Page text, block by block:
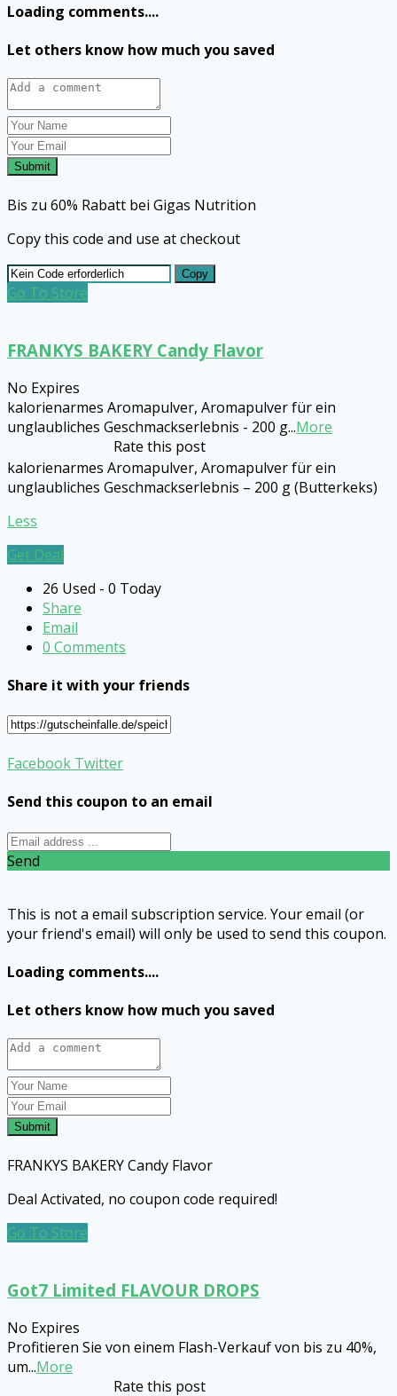
Loading comments....
Let others know how much you saved
Submit
Bis zu 60% Rabatt bei Gigas Nutrition
Copy this code and use at checkout
Copy
Go To Store
FRANKYS BAKERY Candy Flavor
No Expires
kalorienarmes Aromapulver, Aromapulver für ein
unglaubliches Geschmackserlebnis - 200 g...More
Rate this post
kalorienarmes Aromapulver, Aromapulver für ein
unglaubliches Geschmackserlebnis – 200 g (Butterkeks)
Less
Get Deal
26 Used - 0 Today
Share
Email
0 Comments
Share it with your friends
Facebook Twitter
Send this coupon to an email
Send
This is not a email subscription service. Your email (or
your friend's email) will only be used to send this coupon.
Loading comments....
Let others know how much you saved
Submit
FRANKYS BAKERY Candy Flavor
Deal Activated, no coupon code required!
Go To Store
Got7 Limited FLAVOUR DROPS
No Expires
Profitieren Sie von einem Flash-Verkauf von bis zu 40%,
um...More
Rate this post